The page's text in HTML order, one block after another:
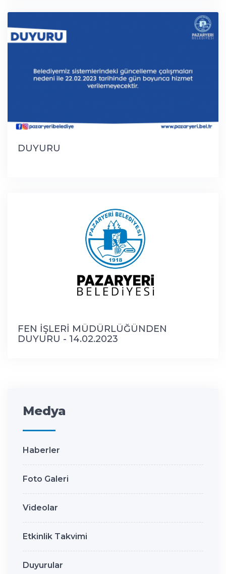
DUYURU
FEN İŞLERİ MÜDÜRLÜĞÜNDEN
DUYURU - 14.02.2023
Medya
Haberler
Foto Galeri
Videolar
Etkinlik Takvimi
Duyurular